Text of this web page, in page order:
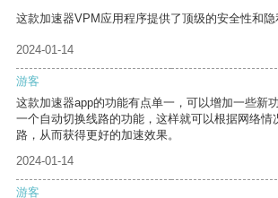
这款加速器VPM应用程序提供了顶级的安全性和隐
2024-01-14
游客
这款加速器app的功能有点单一，可以增加一些新
一个自动切换线路的功能，这样就可以根据网络情
路，从而获得更好的加速效果。
2024-01-14
游客